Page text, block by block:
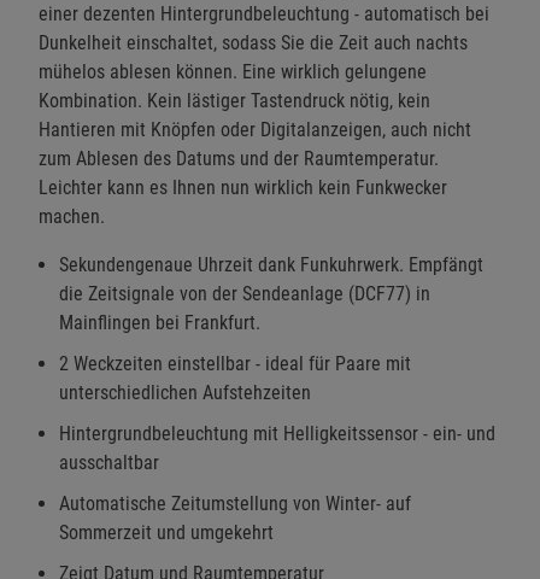
einer dezenten Hintergrundbeleuchtung - automatisch bei
Dunkelheit einschaltet, sodass Sie die Zeit auch nachts
mühelos ablesen können. Eine wirklich gelungene
Kombination. Kein lästiger Tastendruck nötig, kein
Hantieren mit Knöpfen oder Digitalanzeigen, auch nicht
zum Ablesen des Datums und der Raumtemperatur.
Leichter kann es Ihnen nun wirklich kein Funkwecker
machen.
Sekundengenaue Uhrzeit dank Funkuhrwerk. Empfängt
die Zeitsignale von der Sendeanlage (DCF77) in
Mainflingen bei Frankfurt.
2 Weckzeiten einstellbar - ideal für Paare mit
unterschiedlichen Aufstehzeiten
Hintergrundbeleuchtung mit Helligkeitssensor - ein- und
ausschaltbar
Automatische Zeitumstellung von Winter- auf
Sommerzeit und umgekehrt
Zeigt Datum und Raumtemperatur